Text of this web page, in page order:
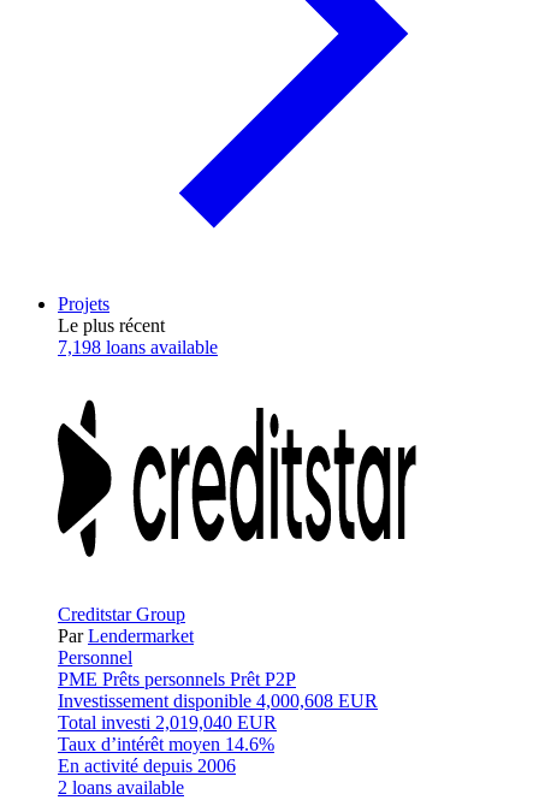
Projets
Le plus récent
7,198 loans available
Creditstar Group
ParLendermarket
Personnel
PME Prêts personnels Prêt P2P
Investissement disponible 4,000,608 EUR
Total investi 2,019,040 EUR
Taux d’intérêt moyen 14.6%
En activité depuis 2006
2 loans available